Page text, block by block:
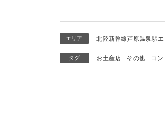
エリア 北陸新幹線芦原温泉駅エ
タグ お土産店 その他 コン